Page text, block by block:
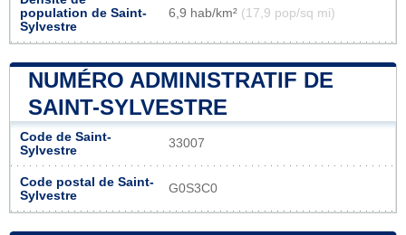
population de Saint-
Sylvestre
6,9 hab/km² (17,9 pop/sq mi)
NUMÉRO ADMINISTRATIF DE
SAINT-SYLVESTRE
Code de Saint-
Sylvestre
33007
Code postal de Saint-
Sylvestre
G0S3C0